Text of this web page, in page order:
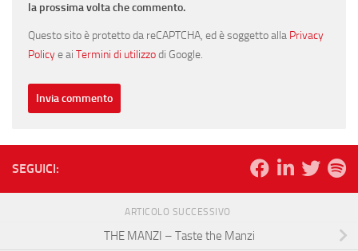
la prossima volta che commento.
Questo sito è protetto da reCAPTCHA, ed è soggetto alla Privacy
Policye ai Termini di utilizzodi Google.
SEGUICI:
ARTICOLO SUCCESSIVO
THE MANZI – Taste the Manzi